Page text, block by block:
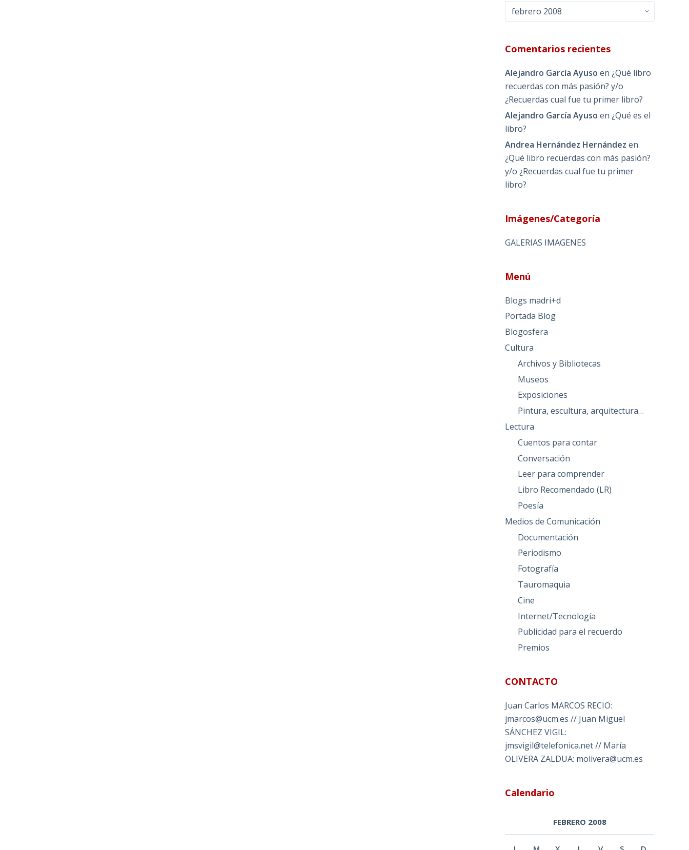
Archivos
Comentarios recientes
Alejandro García Ayuso en¿Qué libro
recuerdas con más pasión? y/o
¿Recuerdas cual fue tu primer libro?
Alejandro García Ayuso en¿Qué es el
libro?
Andrea Hernández Hernández en
¿Qué libro recuerdas con más pasión?
y/o ¿Recuerdas cual fue tu primer
libro?
Imágenes/Categoría
GALERIAS IMAGENES
Menú
Blogs madri+d
Portada Blog
Blogosfera
Cultura
Archivos y Bibliotecas
Museos
Exposiciones
Pintura, escultura, arquitectura…
Lectura
Cuentos para contar
Conversación
Leer para comprender
Libro Recomendado (LR)
Poesía
Medios de Comunicación
Documentación
Periodismo
Fotografía
Tauromaquia
Cine
Internet/Tecnología
Publicidad para el recuerdo
Premios
CONTACTO
Juan Carlos MARCOS RECIO:
jmarcos@ucm.es // Juan Miguel
SÁNCHEZ VIGIL:
jmsvigil@telefonica.net // María
OLIVERA ZALDUA: molivera@ucm.es
Calendario
FEBRERO 2008